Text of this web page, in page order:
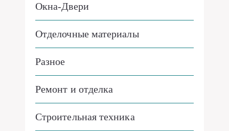
Окна-Двери
Отделочные материалы
Разное
Ремонт и отделка
Строительная техника